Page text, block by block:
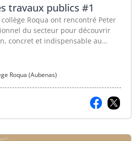
travaux publics #1
collège Roqua ont rencontré Peter
du secteur pour découvrir
concret et indispensable au
Roqua (Aubenas)